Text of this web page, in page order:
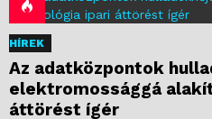
HÍREK
Az adatközpontok
elektromossággá
áttörést ígér